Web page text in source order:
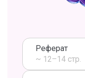
Реферат
~ 12–14 стр.